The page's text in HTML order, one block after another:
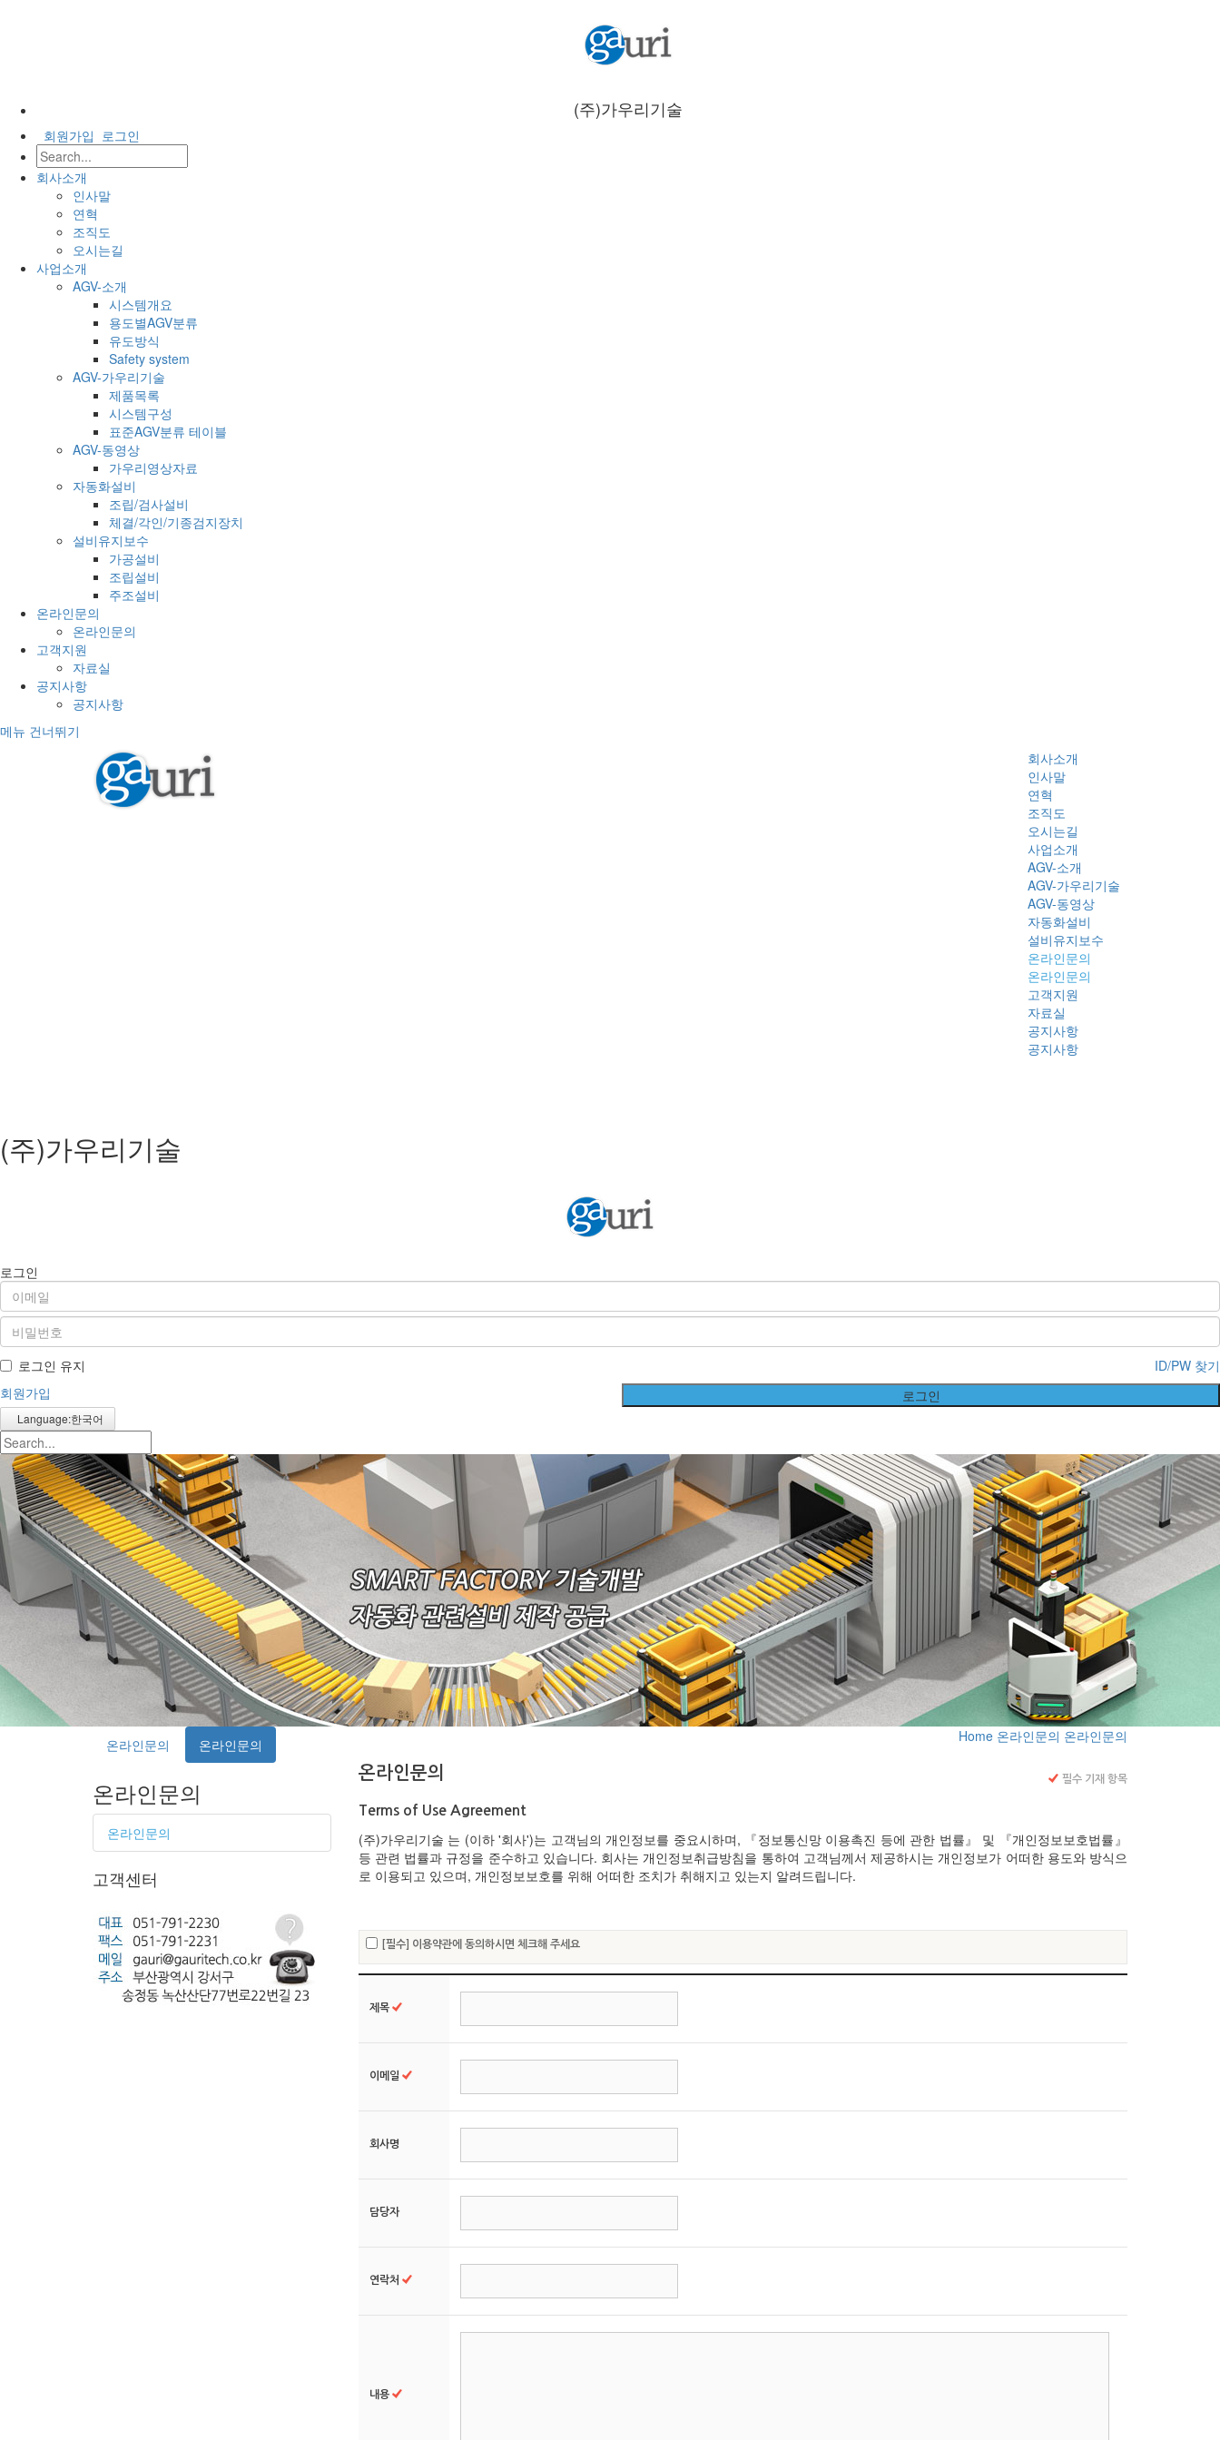
(주)가우리기술
회원가입 로그인
회사소개
인사말
연혁
조직도
오시는길
사업소개
AGV-소개
시스템개요
용도별AGV분류
유도방식
Safety system
AGV-가우리기술
제품목록
시스템구성
표준AGV분류 테이블
AGV-동영상
가우리영상자료
자동화설비
조립/검사설비
체결/각인/기종검지장치
설비유지보수
가공설비
조립설비
주조설비
온라인문의
온라인문의
고객지원
자료실
공지사항
공지사항
메뉴 건너뛰기
회사소개
인사말
연혁
조직도
오시는길
사업소개
AGV-소개
AGV-가우리기술
AGV-동영상
자동화설비
설비유지보수
온라인문의
온라인문의
고객지원
자료실
공지사항
공지사항
(주)가우리기술
로그인
로그인 유지
ID/PW 찾기
회원가입
로그인
Language:한국어
온라인문의 온라인문의 Home 온라인문의 온라인문의
온라인문의 필수 기재 항목
Terms of Use Agreement
(주)가우리기술 는 (이하 '회사')는 고객님의 개인정보를 중요시하며, 『정보통신망 이용촉진 등에 관한 법률』 및 『개인정보보호법률』
등 관련 법률과 규정을 준수하고 있습니다. 회사는 개인정보취급방침을 통하여 고객님께서 제공하시는 개인정보가 어떠한 용도와 방식으
로 이용되고 있으며, 개인정보보호를 위해 어떠한 조치가 취해지고 있는지 알려드립니다.
[필수] 이용약관에 동의하시면 체크해 주세요
제목
이메일
회사명
담당자
연락처
내용
온라인문의
온라인문의
고객센터